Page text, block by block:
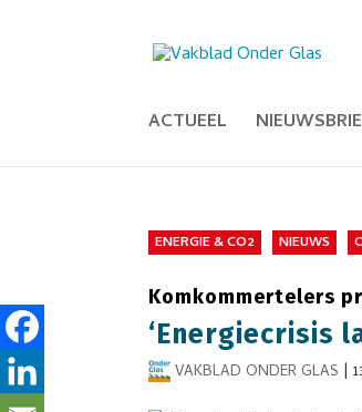
ACTUEEL
ENERGIE & CO2 NIEUWS
Komkommertelers
‘Energiecrisis
VAKBLAD ONDER GLAS |